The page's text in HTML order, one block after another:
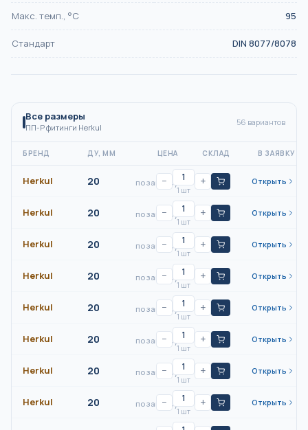
Макс. темп., °С 95
Стандарт DIN 8077/8078
Все размеры
ПП-Р фитинги Herkul
56 вариантов
БРЕНД ДУ, ММ ЦЕНА СКЛАД В ЗАЯВКУ
Herkul 20 по запросу
−
1 шт
+ Открыть
Herkul 20 по запросу
−
1 шт
+ Открыть
Herkul 20 по запросу
−
1 шт
+ Открыть
Herkul 20 по запросу
−
1 шт
+ Открыть
Herkul 20 по запросу
−
1 шт
+ Открыть
Herkul 20 по запросу
−
1 шт
+ Открыть
Herkul 20 по запросу
−
1 шт
+ Открыть
Herkul 20 по запросу
−
1 шт
+ Открыть